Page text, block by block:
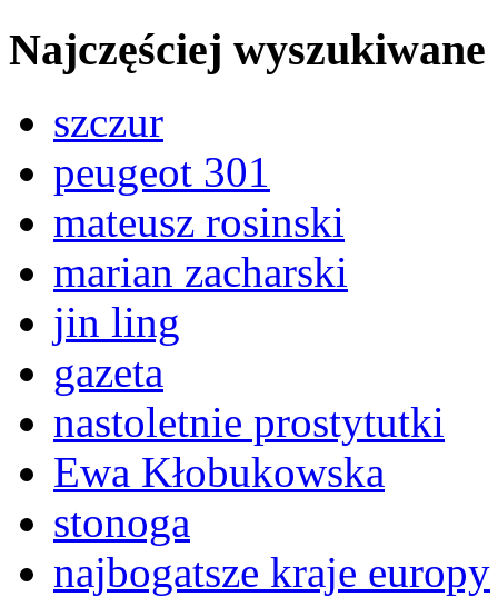
Najczęściej wyszukiwane
szczur
peugeot 301
mateusz rosinski
marian zacharski
jin ling
gazeta
nastoletnie prostytutki
Ewa Kłobukowska
stonoga
najbogatsze kraje europy